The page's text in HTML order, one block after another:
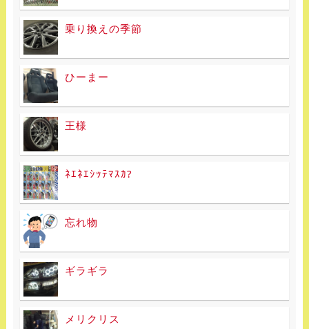
乗り換えの季節
ひーまー
王様
ﾈｴﾈｴｼｯﾃﾏｽｶ?
忘れ物
ギラギラ
メリクリス